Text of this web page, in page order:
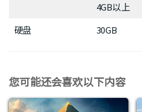
4GB以上
硬盘
30GB
您可能还会喜欢以下内容